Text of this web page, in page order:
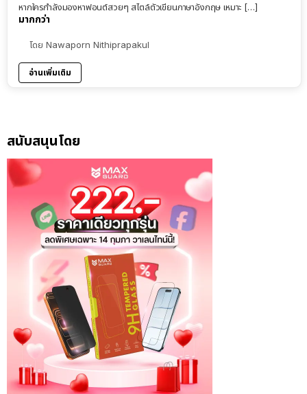
หากใครกำลังมองหาฟอนต์สวยๆ สไตล์ตัวเขียนภาษาอังกฤษ เหมาะ […]
มากกว่า
โดย Nawaporn Nithiprapakul
อ่านเพิ่มเติม
สนับสนุนโดย